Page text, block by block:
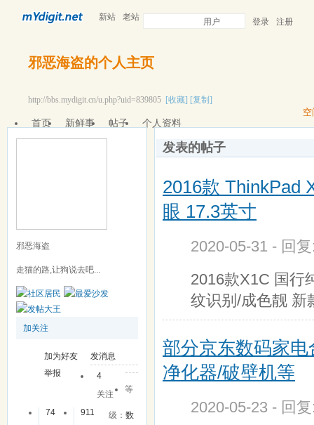
新站 老站 用户 登录 注册
邪恶海盗的个人主页
http://bbs.mydigit.cn/u.php?uid=839805 [收藏] [复制]
首页 新鲜事 帖子 个人资料
邪恶海盗
走猫的路,让狗说去吧...
加关注
加为好友
发消息
举报
4
关注
74
911
等
级：数
发表的帖子
2016款 ThinkPad
眼 17.3英寸
2020-05-31 - 回
2016款X1C 国行
纹识别/成色靓 新
部分京东数码家
净化器/破壁机等
2020-05-23 - 回